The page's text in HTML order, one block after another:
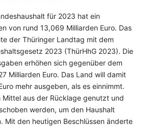
für 2023 hat ein
von rund 13,069 Milliarden Euro. Das
der Thüringer Landtag mit dem
2023 (ThürHhG 2023). Die
erhöhen sich gegenüber dem
Milliarden Euro. Das Land will damit
mehr ausgeben, als es einnimmt.
Mittel aus der Rücklage genutzt und
werden, um den Haushalt
Mit den heutigen Beschlüssen änderte